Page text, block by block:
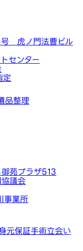
虎ノ門法曹ビル
センター
定
品整理
苑プラザ513
議会
事業所
元保証手術立会い